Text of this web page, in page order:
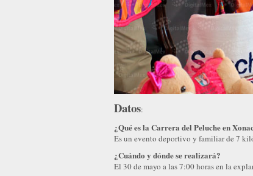
Datos:
¿Qué es la Carrera del Peluche en
Es un evento deportivo y familiar de 7
¿Cuándo y dónde se realizará?
El 30 de mayo a las 7:00 horas en la